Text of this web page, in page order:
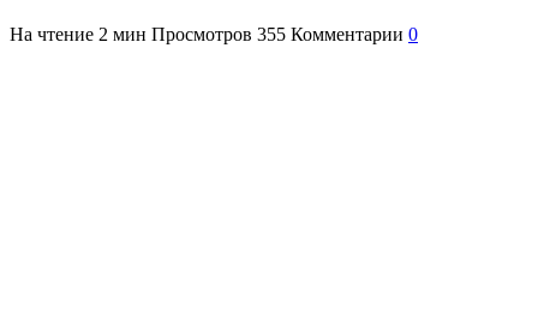
На чтение 2 мин Просмотров 355 Комментарии 0